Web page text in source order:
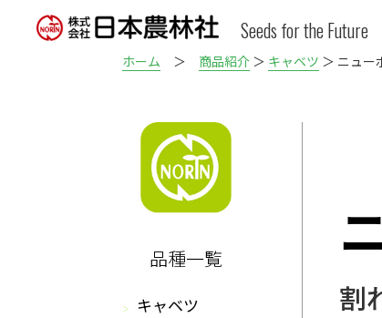
Seeds for the Future
ホーム ＞ 商品紹介 ＞ キャベツ ＞ ニュー
品種一覧
キャベツ
割